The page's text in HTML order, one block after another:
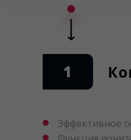
1
Эффективное